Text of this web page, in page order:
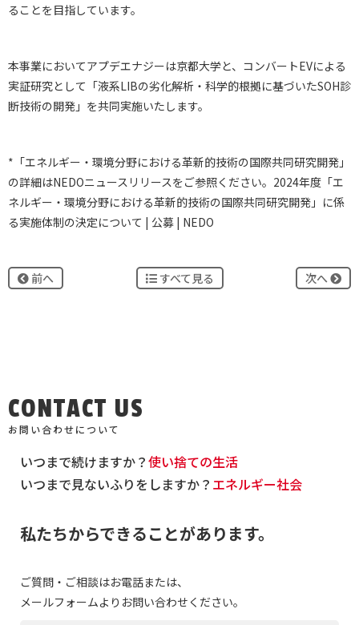
ることを目指しています。
本事業においてアプデエナジーは京都大学と、コンバートEVによる
実証研究として「液系LIBの劣化解析・科学的根拠に基づいたSOH診
断技術の開発」を共同実施いたします。
*「エネルギー・環境分野における革新的技術の国際共同研究開発」
の詳細はNEDOニュースリリースをご参照ください。 2024年度「エ
ネルギー・環境分野における革新的技術の国際共同研究開発」に係
る実施体制の決定について | 公募 | NEDO
前へ 次へ
すべて見る
CONTACT US
お問い合わせについて
いつまで続けますか？使い捨ての生活
いつまで見ないふりをしますか？ エネルギー社会
私たちからできることがあります。
ご質問・ご相談はお電話または、
メールフォームよりお問い合わせください。